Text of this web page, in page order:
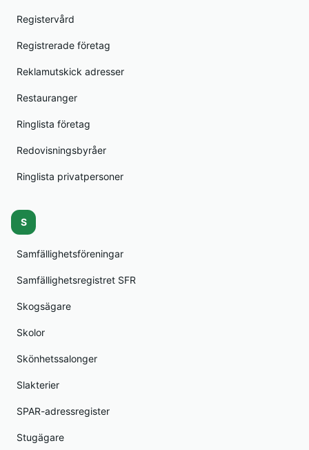
Registervård
Registrerade företag
Reklamutskick adresser
Restauranger
Ringlista företag
Redovisningsbyråer
Ringlista privatpersoner
S
Samfällighetsföreningar
Samfällighetsregistret SFR
Skogsägare
Skolor
Skönhetssalonger
Slakterier
SPAR-adressregister
Stugägare